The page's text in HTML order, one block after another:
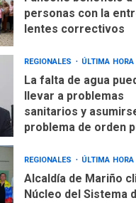
personas con la
lentes correctivos
ÚLTIMA HORA
La falta de agua
llevar a problemas
sanitarios y
problema de orden
ÚLTIMA HORA
Alcaldía de Mariño
Núcleo del Sistema